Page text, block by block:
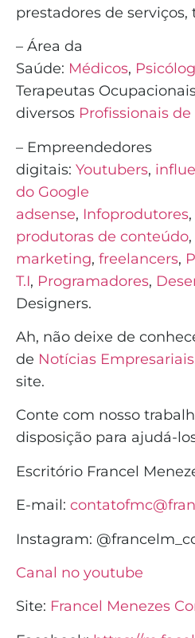
prestadores de serviços,
– Área da
Saúde: Médicos,
Terapeutas
diversos Profissionais de
– Empreendedores
digitais: Youtubers,
do Google
adsense, Infoprodutores,
produtoras de conteúdo,
marketing, freelancers,
T.I, Programadores,
Designers.
Ah, não deixe de
de Notícias Empresariais
site.
Conte com nosso
disposição para ajudá-
Escritório Francel
E-mail:
Instagram:
Canal no youtube
Site: Francel Menezes